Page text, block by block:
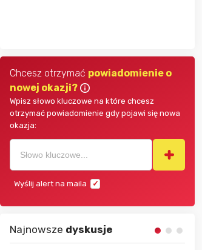
Chcesz otrzymać powiadomienie o
nowej okazji?
Wpisz słowo kluczowe na które chcesz
otrzymać powiadomienie gdy pojawi się nowa
okazja:
Wyślij alert na maila
Najnowsze dyskusje